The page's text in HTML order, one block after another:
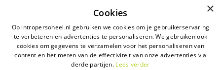
2026 © Intro Personeel
×
Cookies
Op intropersoneel.nl gebruiken we cookies om je gebruikerservaring
te verbeteren en advertenties te personaliseren. We gebruiken ook
cookies om gegevens te verzamelen voor het personaliseren van
content en het meten van de effectiviteit van onze advertenties via
derde partijen. Lees verder